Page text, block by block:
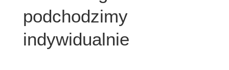
podchodzimy
indywidualnie